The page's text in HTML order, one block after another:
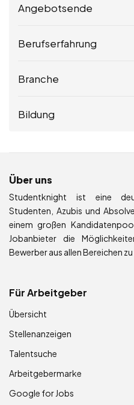
Angebotsende
Berufserfahrung
Branche
Bildung
Über uns
Studentknight ist eine
Studenten, Azubis und
einem großen
Jobanbieter die
Bewerber aus allen Bereichen zu
Für Arbeitgeber
Übersicht
Stellenanzeigen
Talentsuche
Arbeitgebermarke
Google for Jobs